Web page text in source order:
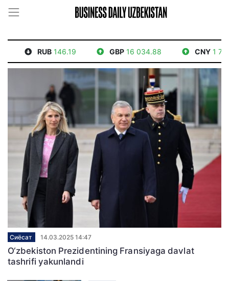
RUB 146.19 GBP 16 034.88 CNY 1 765.52
Сиёсат 14.03.2025 14:47
O‘zbekiston Prezidentining Fransiyaga davlat
tashrifi yakunlandi